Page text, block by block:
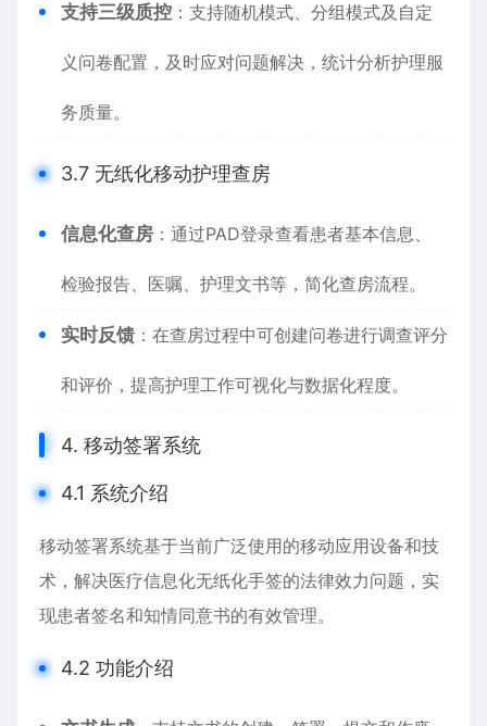
支持三级质控 ：支持随机模式、分组模式及自定
义问卷配置，及时应对问题解决，统计分析护理服
务质量。
3.7 无纸化移动护理查房
信息化查房 ：通过PAD登录查看患者基本信息、
检验报告、医嘱、护理文书等，简化查房流程。
实时反馈 ：在查房过程中可创建问卷进行调查评分
和评价，提高护理工作可视化与数据化程度。
4. 移动签署系统
4.1 系统介绍
移动签署系统基于当前广泛使用的移动应用设备和技
术，解决医疗信息化无纸化手签的法律效力问题，实
现患者签名和知情同意书的有效管理。
4.2 功能介绍